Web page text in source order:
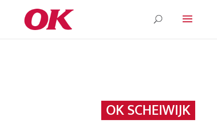
OK SCHEIWIJK